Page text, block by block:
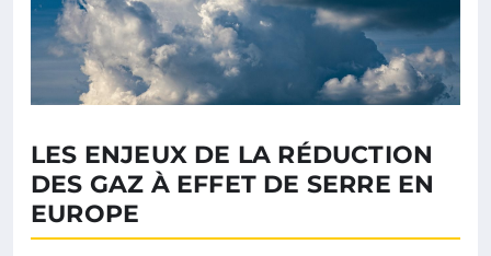
LES ENJEUX DE LA RÉDUCTION
DES GAZ À EFFET DE SERRE EN
EUROPE